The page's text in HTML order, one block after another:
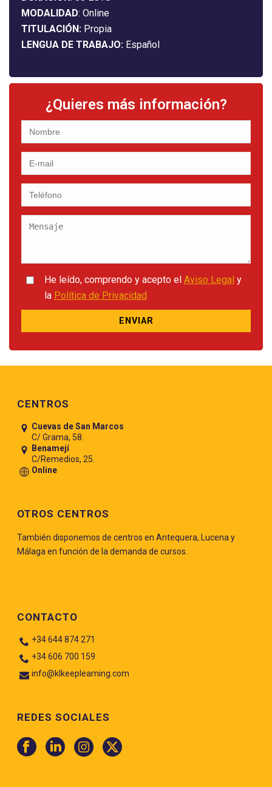
MODALIDAD: Online
TITULACIÓN: Propia
LENGUA DE TRABAJO: Español
¿Quieres más información?
He leído, comprendo y acepto el Aviso Legal y
la Política de Privacidad
CENTROS
Cuevas de San Marcos
C/ Grama, 58.
Benamejí
C/Remedios, 25.
Online
OTROS CENTROS
También disponemos de centros en Antequera, Lucena y
Málaga en función de la demanda de cursos.
CONTACTO
+34 644 874 271
+34 606 700 159
info@klkeeplearning.com
REDES SOCIALES